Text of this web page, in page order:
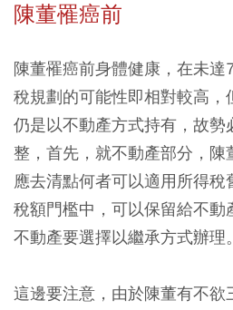
陳董罹癌前
陳董罹癌前身體健康，在未
稅規劃的可能性即相對較高，
仍是以不動產方式持有，故勢
整，首先，就不動產部分，陳
應去清點何者可以適用所得
稅額門檻中，可以保留給不
不動產要選擇以繼承方式辦理。
這邊要注意，由於陳董有不